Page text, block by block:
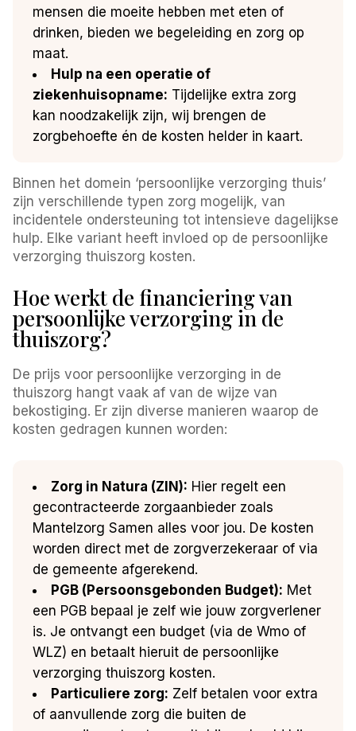
mensen die moeite hebben met eten of
drinken, bieden we begeleiding en zorg op
maat.
Hulp na een operatie of
ziekenhuisopname: Tijdelijke extra zorg
kan noodzakelijk zijn, wij brengen de
zorgbehoefte én de kosten helder in kaart.
Binnen het domein ‘persoonlijke verzorging thuis’
zijn verschillende typen zorg mogelijk, van
incidentele ondersteuning tot intensieve dagelijkse
hulp. Elke variant heeft invloed op de persoonlijke
verzorging thuiszorg kosten.
Hoe werkt de financiering van
persoonlijke verzorging in de
thuiszorg?
De prijs voor persoonlijke verzorging in de
thuiszorg hangt vaak af van de wijze van
bekostiging. Er zijn diverse manieren waarop de
kosten gedragen kunnen worden:
Zorg in Natura (ZIN): Hier regelt een
gecontracteerde zorgaanbieder zoals
Mantelzorg Samen alles voor jou. De kosten
worden direct met de zorgverzekeraar of via
de gemeente afgerekend.
PGB (Persoonsgebonden Budget): Met
een PGB bepaal je zelf wie jouw zorgverlener
is. Je ontvangt een budget (via de Wmo of
WLZ) en betaalt hieruit de persoonlijke
verzorging thuiszorg kosten.
Particuliere zorg: Zelf betalen voor extra
of aanvullende zorg die buiten de